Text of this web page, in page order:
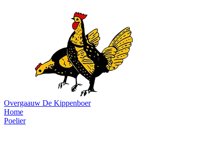
Overgaauw De Kippenboer
Home
Poelier